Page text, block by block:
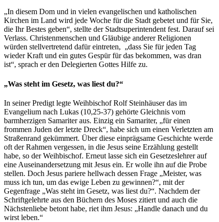
„In diesem Dom und in vielen evangelischen und katholischen
Kirchen im Land wird jede Woche für die Stadt gebetet und für Sie,
die Ihr Bestes geben“, stellte der Stadtsuperintendent fest. Darauf sei
Verlass. Christenmenschen und Gläubige anderer Religionen
würden stellvertretend dafür eintreten, „dass Sie für jeden Tag
wieder Kraft und ein gutes Gespür für das bekommen, was dran
ist“, sprach er den Delegierten Gottes Hilfe zu.
„Was steht im Gesetz, was liest du?“
In seiner Predigt legte Weihbischof Rolf Steinhäuser das im
Evangelium nach Lukas (10,25-37) gehörte Gleichnis vom
barmherzigen Samariter aus. Einzig ein Samariter, „für einen
frommen Juden der letzte Dreck“, habe sich um einen Verletzten am
Straßenrand gekümmert. Über diese einprägsame Geschichte werde
oft der Rahmen vergessen, in die Jesus seine Erzählung gestellt
habe, so der Weihbischof. Erneut lasse sich ein Gesetzeslehrer auf
eine Auseinandersetzung mit Jesus ein. Er wolle ihn auf die Probe
stellen. Doch Jesus pariere hellwach dessen Frage „Meister, was
muss ich tun, um das ewige Leben zu gewinnen?“, mit der
Gegenfrage „Was steht im Gesetz, was liest du?“. Nachdem der
Schriftgelehrte aus den Büchern des Moses zitiert und auch die
Nächstenliebe betont habe, riet ihm Jesus: „Handle danach und du
wirst leben.“